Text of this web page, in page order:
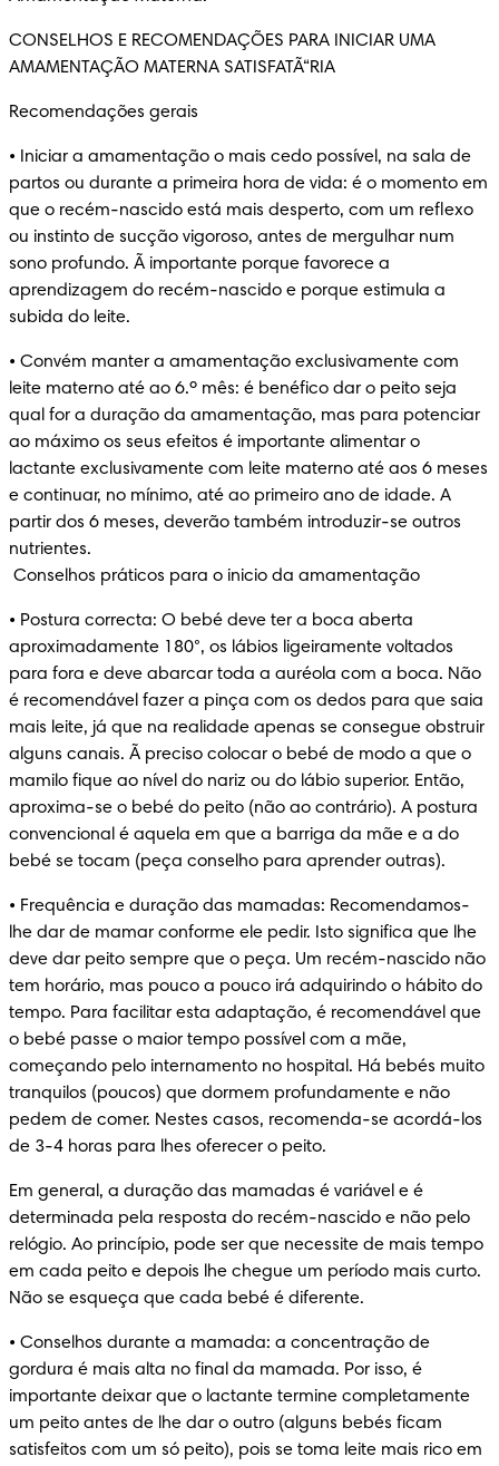
CONSELHOS E RECOMENDAÇÕES PARA INICIAR UMA
AMAMENTAÇÃO MATERNA SATISFATÃ“RIA
Recomendações gerais
• Iniciar a amamentação o mais cedo possível, na sala de
partos ou durante a primeira hora de vida: é o momento em
que o recém-nascido está mais desperto, com um reflexo
ou instinto de sucção vigoroso, antes de mergulhar num
sono profundo. Ã importante porque favorece a
aprendizagem do recém-nascido e porque estimula a
subida do leite.
• Convém manter a amamentação exclusivamente com
leite materno até ao 6.º mês: é benéfico dar o peito seja
qual for a duração da amamentação, mas para potenciar
ao máximo os seus efeitos é importante alimentar o
lactante exclusivamente com leite materno até aos 6 meses
e continuar, no mínimo, até ao primeiro ano de idade. A
partir dos 6 meses, deverão também introduzir-se outros
nutrientes.
Conselhos práticos para o inicio da amamentação
• Postura correcta: O bebé deve ter a boca aberta
aproximadamente 180°, os lábios ligeiramente voltados
para fora e deve abarcar toda a auréola com a boca. Não
é recomendável fazer a pinça com os dedos para que saia
mais leite, já que na realidade apenas se consegue obstruir
alguns canais. Ã preciso colocar o bebé de modo a que o
mamilo fique ao nível do nariz ou do lábio superior. Então,
aproxima-se o bebé do peito (não ao contrário). A postura
convencional é aquela em que a barriga da mãe e a do
bebé se tocam (peça conselho para aprender outras).
• Frequência e duração das mamadas: Recomendamos-
lhe dar de mamar conforme ele pedir. Isto significa que lhe
deve dar peito sempre que o peça. Um recém-nascido não
tem horário, mas pouco a pouco irá adquirindo o hábito do
tempo. Para facilitar esta adaptação, é recomendável que
o bebé passe o maior tempo possível com a mãe,
começando pelo internamento no hospital. Há bebés muito
tranquilos (poucos) que dormem profundamente e não
pedem de comer. Nestes casos, recomenda-se acordá-los
de 3-4 horas para lhes oferecer o peito.
Em general, a duração das mamadas é variável e é
determinada pela resposta do recém-nascido e não pelo
relógio. Ao princípio, pode ser que necessite de mais tempo
em cada peito e depois lhe chegue um período mais curto.
Não se esqueça que cada bebé é diferente.
• Conselhos durante a mamada: a concentração de
gordura é mais alta no final da mamada. Por isso, é
importante deixar que o lactante termine completamente
um peito antes de lhe dar o outro (alguns bebés ficam
satisfeitos com um só peito), pois se toma leite mais rico em